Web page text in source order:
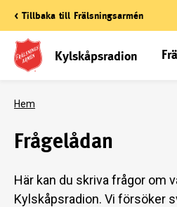
< Tillbaka till Frälsningsarmén
Kylskåpsradion
Hem
Frågelådan
Här kan du skriva frågor om
Kylskåpsradion. Vi försöker